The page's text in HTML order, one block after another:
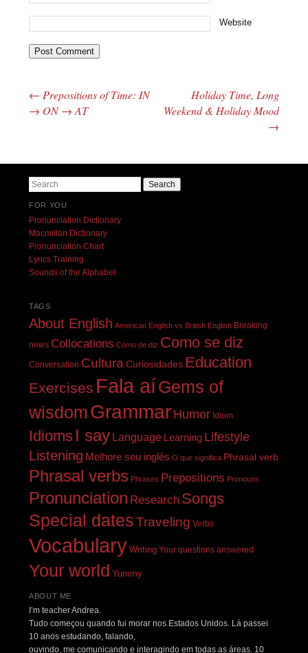
Website
Post navigation
← Prepositions of Time: IN
→ ON → AT
Holiday Time, Long
Weekend & Holiday Mood
→
Search
FOR YOU
Pronunciation Dictionary
Macmillan Dictionary
Pronunciation Chart
Lyrics Training
Sounds of the Alphabet
TAGS
About English American English vs British English Breaking
news Collocations Como de diz Como se diz
Conversation Cultura Curiosidades Education
Exercises Fala aíGems of
wisdomGrammar Humor Idiom
Idioms I say Language Learning Lifestyle
Listening Melhore seu inglês O que significa Phrasal verb
Phrasal verbs Phrases Prepositions Pronouns
Pronunciation Research Songs
Special dates Traveling Verbs
Vocabulary Writing Your questions answered
Your world Yummy
ABOUT ME
I’m teacher Andrea.
Tudo começou quando fui morar nos Estados Unidos. Lá passei
10 anos estudando, falando,
ouvindo, me comunicando e interagindo em todas as áreas. 10